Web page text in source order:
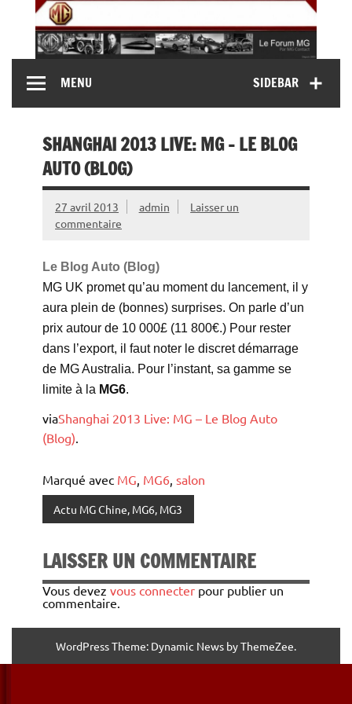
content
MG Contact
MG B, MG F, MG A, Midget…)SIDEBAR
MENU
SHANGHAI 2013 LIVE: MG – LE BLOG
AUTO (BLOG)
27 avril 2013 admin
Laisser un
commentaire
Le Blog Auto (Blog)
MG UK promet qu’au moment du lancement, il y
aura plein de (bonnes) surprises. On parle d’un
prix autour de 10 000£ (11 800€.) Pour rester
dans l’export, il faut noter le discret démarrage
de MG Australia. Pour l’instant, sa gamme se
limite à la MG6.
viaShanghai 2013 Live: MG – Le Blog Auto
(Blog).
Marqué avec MG, MG6, salon
Actu MG Chine, MG6, MG3
LAISSER UN COMMENTAIRE
Vous devez vous connecter pour publier un
commentaire.
WordPress Theme: Dynamic News by ThemeZee.